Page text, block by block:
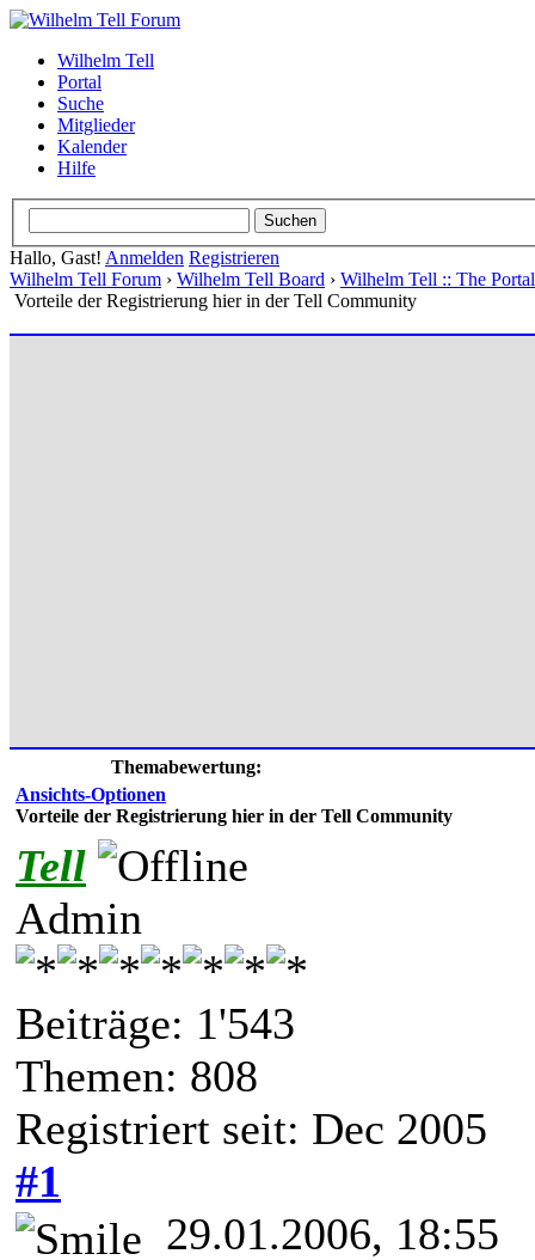
Wilhelm Tell
Portal
Suche
Mitglieder
Kalender
Hilfe
Hallo, Gast! Anmelden Registrieren
Wilhelm Tell Forum › Wilhelm Tell Board › Wilhelm Tell :: The
Vorteile der Registrierung hier in der Tell Community
Themabewertung:
Ansichts-Optionen
Vorteile der Registrierung hier in der Tell Community
Tell
Admin
Beiträge: 1'543
Themen: 808
Registriert seit: Dec 2005
#1
29.01.2006, 18:55